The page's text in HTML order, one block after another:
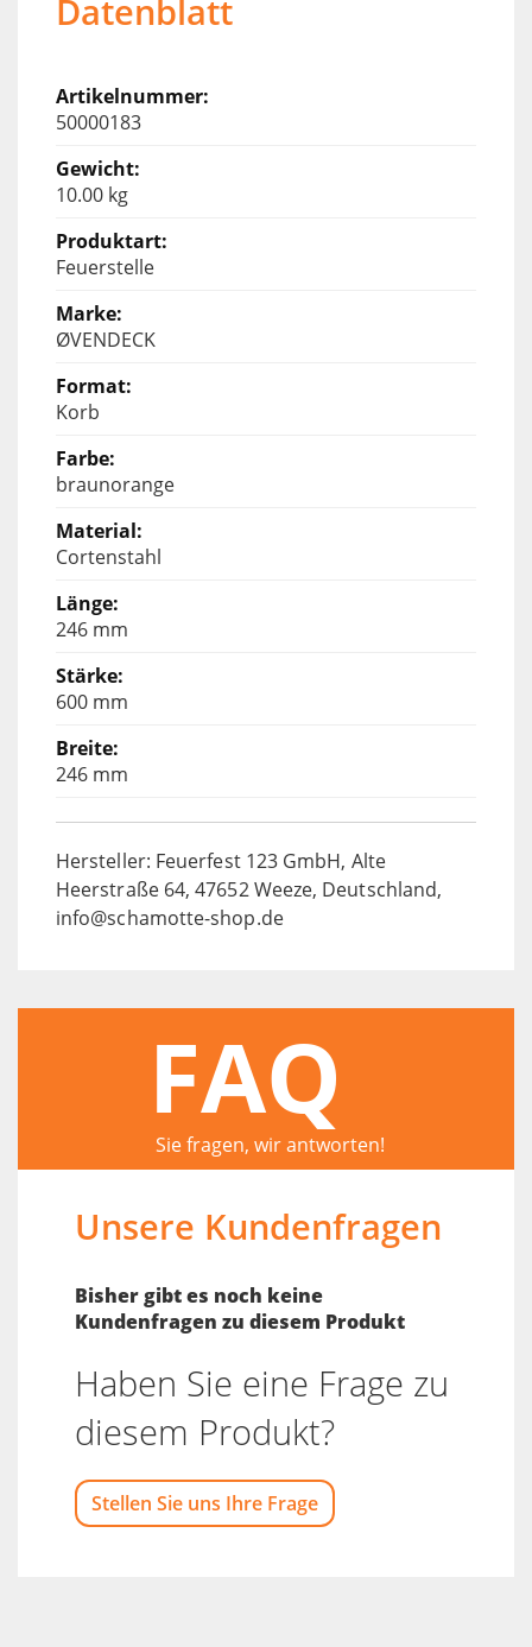
Datenblatt
50000183
10.00 kg
Feuerstelle
ØVENDECK
Korb
braunorange
Cortenstahl
246 mm
600 mm
246 mm
Hersteller: Feuerfest 123 GmbH, Alte
Heerstraße 64, 47652 Weeze, Deutschland,
info@schamotte-shop.de
FAQ
Sie fragen, wir antworten!
Unsere Kundenfragen
Bisher gibt es noch keine
Kundenfragen zu diesem Produkt
Haben Sie eine Frage zu
diesem Produkt?
Stellen Sie uns Ihre Frage